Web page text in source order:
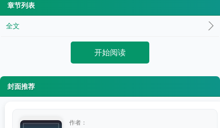
章节列表
全文
开始阅读
封面推荐
作者：